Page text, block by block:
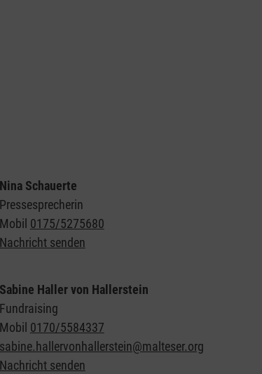
Nina Schauerte
Pressesprecherin
Mobil 0175/5275680
Nachricht senden
Sabine Haller von Hallerstein
Fundraising
Mobil 0170/5584337
sabine.hallervonhallerstein@malteser.org
Nachricht senden